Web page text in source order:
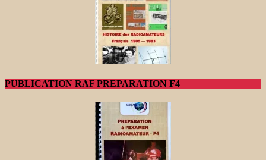
PUBLICATION RAF PREPARATION F4